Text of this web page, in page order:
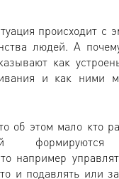
происходит с
людей. А
как
и как ними
об этом мало кто
формируются
например
и подавлять или